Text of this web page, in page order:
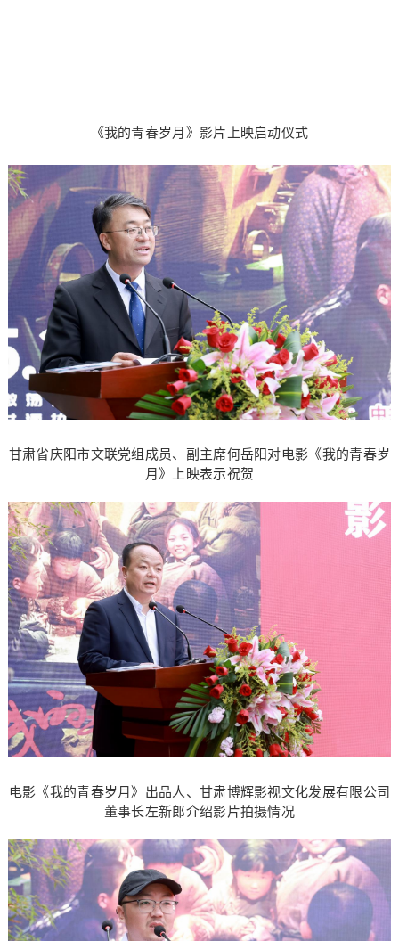
《我的青春岁月》影片上映启动仪式
甘肃省庆阳市文联党组成员、副主席何岳阳对电影《我的青春岁
月》上映表示祝贺
电影《我的青春岁月》出品人、甘肃博辉影视文化发展有限公司
董事长左新郎介绍影片拍摄情况